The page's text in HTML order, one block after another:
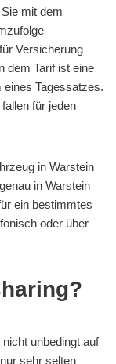
mit dem
Versicherung
dem Tarif ist eine
Tagessatzes.
für jeden
in Warstein
in Warstein
ein bestimmtes
oder über
unbedingt auf
sehr selten